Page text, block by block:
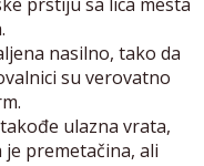
nasilno, tako da
su verovatno
ulazna vrata,
premetačina, ali